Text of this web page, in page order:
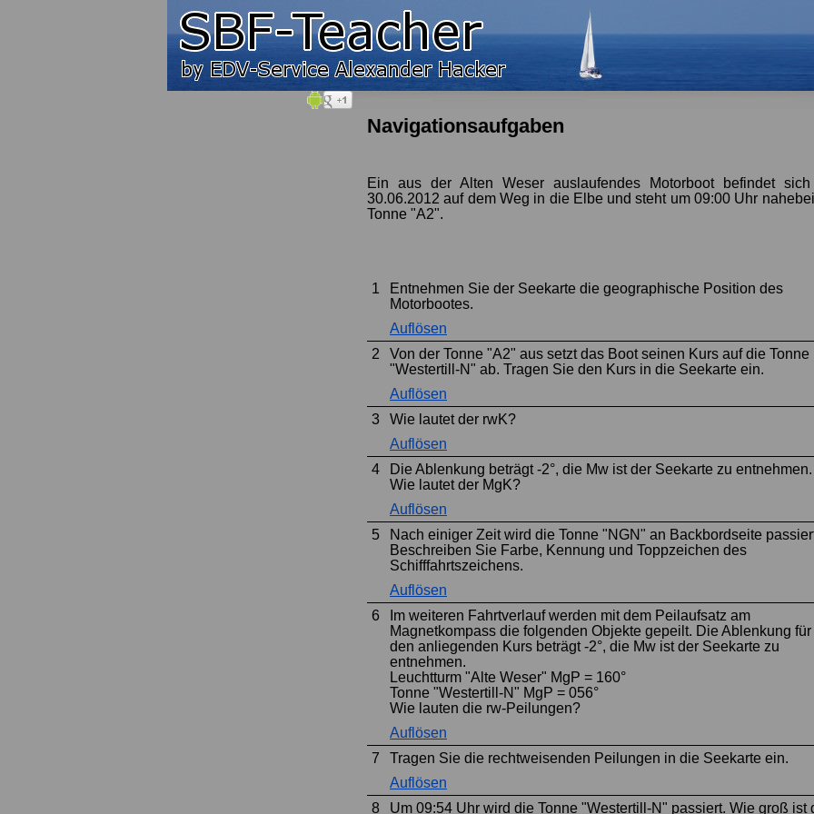
Navigationsaufgaben
Ein aus der Alten Weser auslaufendes Motorboot befindet
30.06.2012 auf dem Weg in die Elbe und steht um 09:00 Uhr
Tonne "A2".
1
Entnehmen Sie der Seekarte die geographische Position des
Motorbootes.
Auflösen
2
Von der Tonne "A2" aus setzt das Boot seinen Kurs auf die Tonne
"Westertill-N" ab. Tragen Sie den Kurs in die Seekarte ein.
Auflösen
3
Wie lautet der rwK?
Auflösen
4
Die Ablenkung beträgt -2°, die Mw ist der Seekarte zu entnehmen.
Wie lautet der MgK?
Auflösen
5
Nach einiger Zeit wird die Tonne "NGN" an Backbordseite
Beschreiben Sie Farbe, Kennung und Toppzeichen des
Schifffahrtszeichens.
Auflösen
6
Im weiteren Fahrtverlauf werden mit dem Peilaufsatz am
Magnetkompass die folgenden Objekte gepeilt. Die Ablenkung für
den anliegenden Kurs beträgt -2°, die Mw ist der Seekarte zu
entnehmen.
Leuchtturm "Alte Weser" MgP = 160°
Tonne "Westertill-N" MgP = 056°
Wie lauten die rw-Peilungen?
Auflösen
7
Tragen Sie die rechtweisenden Peilungen in die Seekarte ein.
Auflösen
8
Um 09:54 Uhr wird die Tonne "Westertill-N" passiert. Wie groß ist